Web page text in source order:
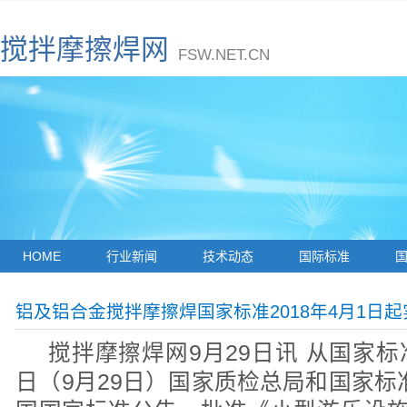
搅拌摩擦焊网 FSW.NET.CN
HOME 行业新闻 技术动态 国际标准
铝及铝合金搅拌摩擦焊国家标准2018年4月1日起
搅拌摩擦焊网9月29日讯 从国家
日（9月29日）国家质检总局和国家